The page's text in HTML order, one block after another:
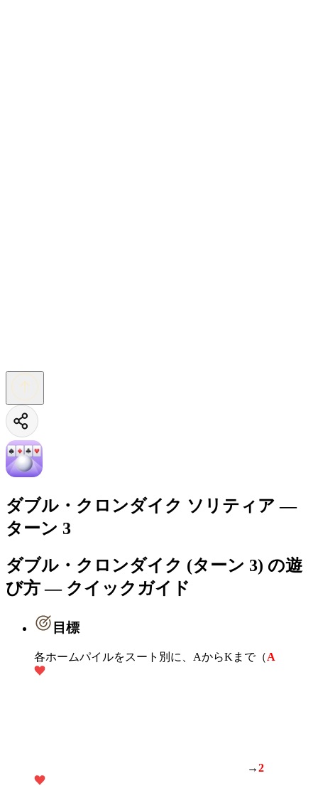
ダブル・クロンダイク ソリティア —
ターン 3
ダブル・クロンダイク (ターン 3) の遊
び方 — クイックガイド
目標
各ホームパイルをスート別に、AからKまで（A
→2